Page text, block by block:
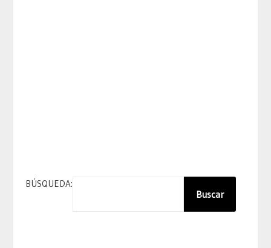
BÚSQUEDA:
Buscar